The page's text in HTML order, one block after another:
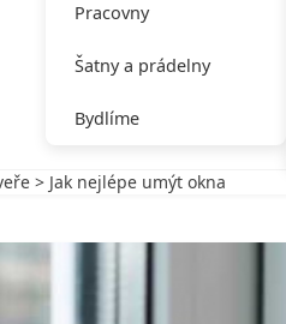
Pracovny
Šatny a prádelny
Bydlíme
> Jak nejlépe umýt okna